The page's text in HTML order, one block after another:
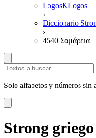
LogosKLogos
›
Diccionario
›
4540 Σαμάρεια
Solo alfabetos y números sin
Strong griego